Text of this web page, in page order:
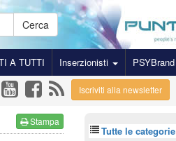
Cerca
A TUTTI Inserzionisti PSYBrand
Iscriviti alla newsletter
Stampa
Tutte le categorie